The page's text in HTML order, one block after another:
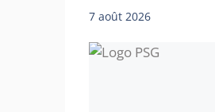
7 août 2026